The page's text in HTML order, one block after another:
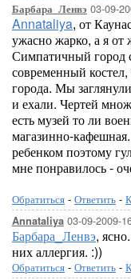
Барбара_Ленвэ 03-09-
Annataliya, от
ужасно жарко, а я
Симпатичный город
современный
города. Мы
и ехали. Чертей
есть музей то ли
магазинно-
ребенком поэтому
мне понравилось -
Обратиться - Ответить -
Annataliya 03-09-2009-
Барбара_Ленвэ,
них аллергия. :))
Обратиться - Ответить -